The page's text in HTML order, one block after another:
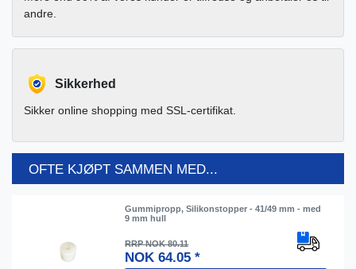
andre.
Sikkerhed
Sikker online shopping med SSL-certifikat.
OFTE KJØPT SAMMEN MED...
Gummipropp, Silikonstopper - 41/49 mm - med
9 mm hull
RRP NOK 80.11
NOK 64.05 *